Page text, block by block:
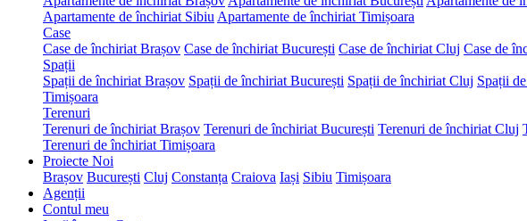
Apartamente de închiriat Sibiu Apartamente de închiriat Timișoara
Case
Case de închiriat Brașov Case de închiriat București Case de închiriat Cluj Case de
Spații
Spații de închiriat Brașov Spații de închiriat București Spații de închiriat Cluj Spații
Timișoara
Terenuri
Terenuri de închiriat Brașov Terenuri de închiriat București Terenuri de închiriat Cluj
Terenuri de închiriat Timișoara
Proiecte Noi
Brașov București Cluj Constanța Craiova Iași Sibiu Timișoara
Agenții
Contul meu